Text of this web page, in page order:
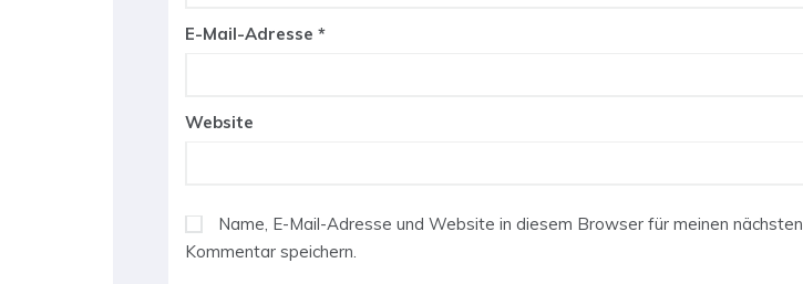
E-Mail-Adresse *
Website
Name, E-Mail-Adresse und Website in diesem Browser für meinen nächsten
Kommentar speichern.